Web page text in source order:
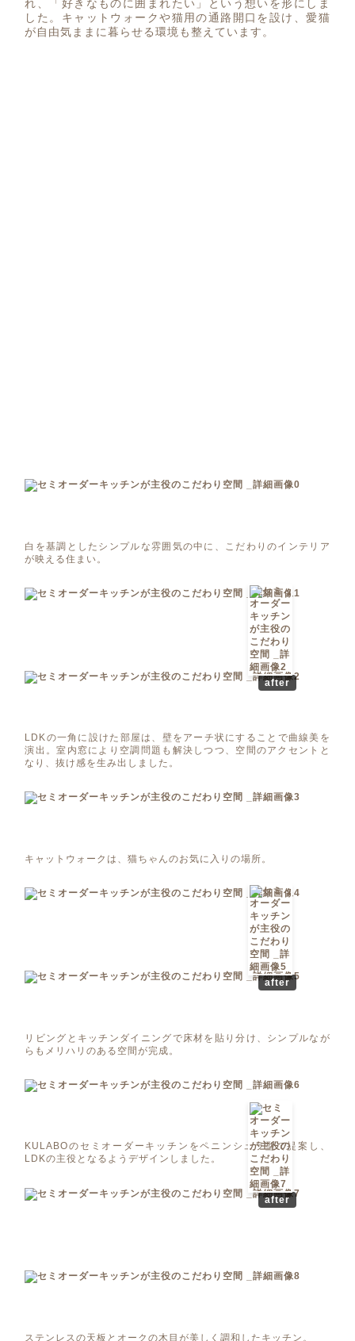
れ、「好きなものに囲まれたい」という想いを形にしま
した。キャットウォークや猫用の通路開口を設け、愛猫
が自由気ままに暮らせる環境も整えています。
白を基調としたシンプルな雰囲気の中に、こだわりのインテリア
が映える住まい。
after
LDKの一角に設けた部屋は、壁をアーチ状にすることで曲線美を
演出。室内窓により空調問題も解決しつつ、空間のアクセントと
なり、抜け感を生み出しました。
キャットウォークは、猫ちゃんのお気に入りの場所。
after
リビングとキッチンダイニングで床材を貼り分け、シンプルなが
らもメリハリのある空間が完成。
KULABOのセミオーダーキッチンをペニンシュラ型で提案し、
LDKの主役となるようデザインしました。
after
ステンレスの天板とオークの木目が美しく調和したキッチン。